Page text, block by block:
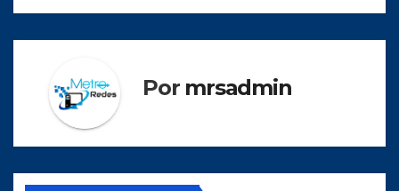
Por mrsadmin